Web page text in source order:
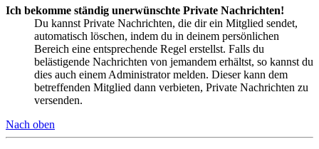
Ich bekomme ständig unerwünschte Private Nachrichten!
Du kannst Private Nachrichten, die dir ein Mitglied sendet,
automatisch löschen, indem du in deinem persönlichen
Bereich eine entsprechende Regel erstellst. Falls du
belästigende Nachrichten von jemandem erhältst, so kannst du
dies auch einem Administrator melden. Dieser kann dem
betreffenden Mitglied dann verbieten, Private Nachrichten zu
versenden.
Nach oben